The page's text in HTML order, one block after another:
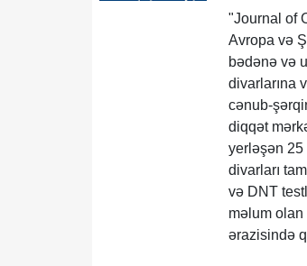
"Journal of
Avropa və
bədənə və
divarlarına
cənub-
diqqət
yerləşən 25
divarları
və DNT
məlum olan
ərazisində